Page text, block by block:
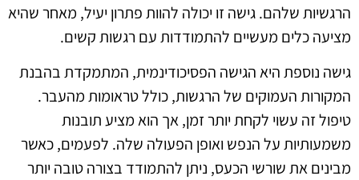
הרגשיות שלהם. גישה זו יכולה להוות פתרון יעיל, מאחר שהיא
מציעה כלים מעשיים להתמודדות עם רגשות קשים.
גישה נוספת היא הגישה הפסיכודינמית, המתמקדת בהבנת
המקורות העמוקים של הרגשות, כולל טראומות מהעבר.
טיפול זה עשוי לקחת יותר זמן, אך הוא מציע תובנות
משמעותיות על הנפש ואופן הפעולה שלה. לפעמים, כאשר
מבינים את שורשי הכעס, ניתן להתמודד בצורה טובה יותר